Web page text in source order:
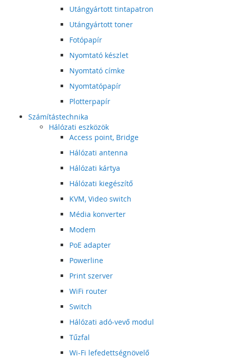
Utángyártott tintapatron
Utángyártott toner
Fotópapír
Nyomtató készlet
Nyomtató címke
Nyomtatópapír
Plotterpapír
Számítástechnika
Hálózati eszközök
Access point, Bridge
Hálózati antenna
Hálózati kártya
Hálózati kiegészítő
KVM, Video switch
Média konverter
Modem
PoE adapter
Powerline
Print szerver
WiFi router
Switch
Hálózati adó-vevő modul
Tűzfal
Wi-Fi lefedettségnövelő